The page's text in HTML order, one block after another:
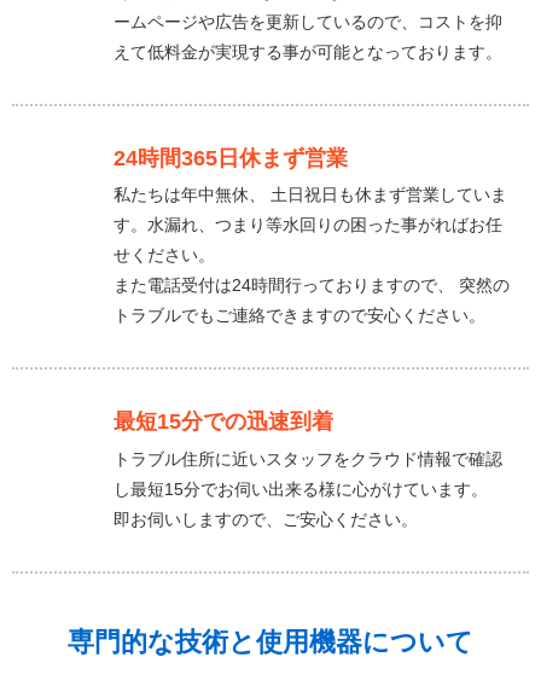
ームページや広告を更新しているので、コストを抑
えて低料金が実現する事が可能となっております。
24時間365日休まず営業
私たちは年中無休、 土日祝日も休まず営業していま
す。水漏れ、つまり等水回りの困った事がればお任
せください。
また電話受付は24時間行っておりますので、 突然の
トラブルでもご連絡できますので安心ください。
最短15分での迅速到着
トラブル住所に近いスタッフをクラウド情報で確認
し最短15分でお伺い出来る様に心がけています。
即お伺いしますので、ご安心ください。
専門的な技術と使用機器について